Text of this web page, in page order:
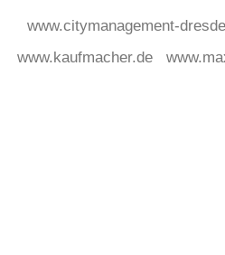
www.citymanagement-
www.kaufmacher.de